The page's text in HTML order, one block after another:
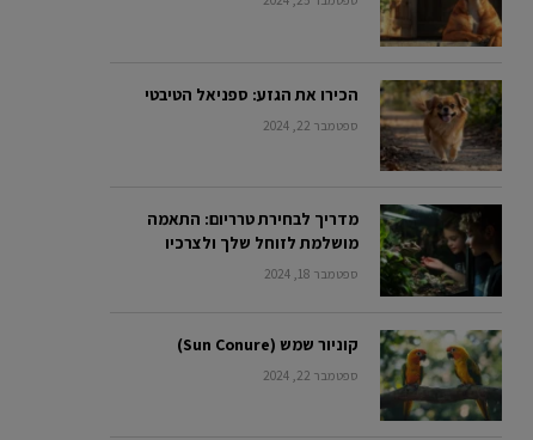
הכירו את הגזע: ספניאל הטיבטי
ספטמבר 22, 2024
מדריך לבחירת טרריום: התאמה
מושלמת לזוחל שלך ולצרכיו
ספטמבר 18, 2024
קוניור שמש (Sun Conure)
ספטמבר 22, 2024